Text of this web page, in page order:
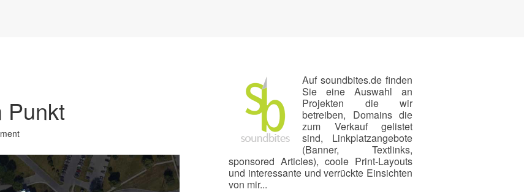
Punkt
Auf soundbites.de finden
Sie eine Auswahl an
Projekten die wir
betreiben, Domains die
zum Verkauf gelistet
sind, Linkplatzangebote
(Banner, Textlinks,
sponsored Articles), coole Print-Layouts
und interessante und verrückte Einsichten
von mir...